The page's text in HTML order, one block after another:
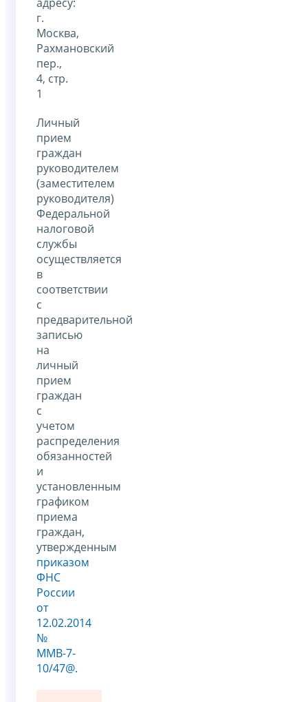
г.
Москва,
Рахмановский
пер.,
4, стр.
1
Личный
прием
граждан
руководителем
(заместителем
руководителя)
Федеральной
налоговой
службы
осуществляется
в
соответствии
с
предварительной
записью
на
личный
прием
граждан
с
учетом
распределения
обязанностей
и
установленным
графиком
приема
граждан,
утвержденным
приказом
ФНС
России
от
12.02.2014
№
ММВ-7-
10/47@.